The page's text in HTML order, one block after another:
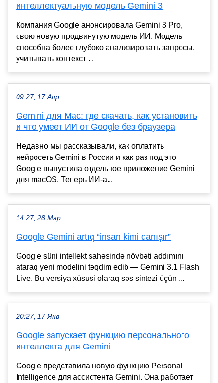
интеллектуальную модель Gemini 3
Компания Google анонсировала Gemini 3 Pro,
свою новую продвинутую модель ИИ. Модель
способна более глубоко анализировать запросы,
учитывать контекст ...
09:27, 17 Апр
Gemini для Mac: где скачать, как установить
и что умеет ИИ от Google без браузера
Недавно мы рассказывали, как оплатить
нейросеть Gemini в России и как раз под это
Google выпустила отдельное приложение Gemini
для macOS. Теперь ИИ-а...
14:27, 28 Мар
Google Gemini artıq “insan kimi danışır”
Google süni intellekt sahəsində növbəti addımını
ataraq yeni modelini təqdim edib — Gemini 3.1 Flash
Live. Bu versiya xüsusi olaraq səs sintezi üçün ...
20:27, 17 Янв
Google запускает функцию персонального
интеллекта для Gemini
Google представила новую функцию Personal
Intelligence для ассистента Gemini. Она работает